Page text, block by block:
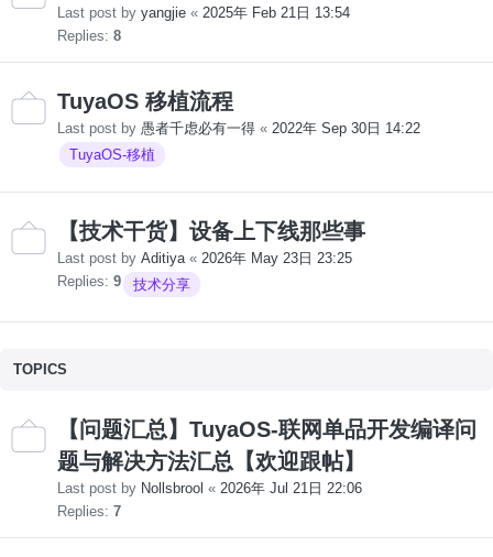
Last post by yangjie « 2025年 Feb 21日 13:54
Replies: 8
TuyaOS 移植流程
Last post by 愚者千虑必有一得 « 2022年 Sep 30日 14:22
TuyaOS-移植
【技术干货】设备上下线那些事
Last post by Aditiya « 2026年 May 23日 23:25
Replies: 9 技术分享
TOPICS
【问题汇总】TuyaOS-联网单品开发编译问
题与解决方法汇总【欢迎跟帖】
Last post by Nollsbrool « 2026年 Jul 21日 22:06
Replies: 7